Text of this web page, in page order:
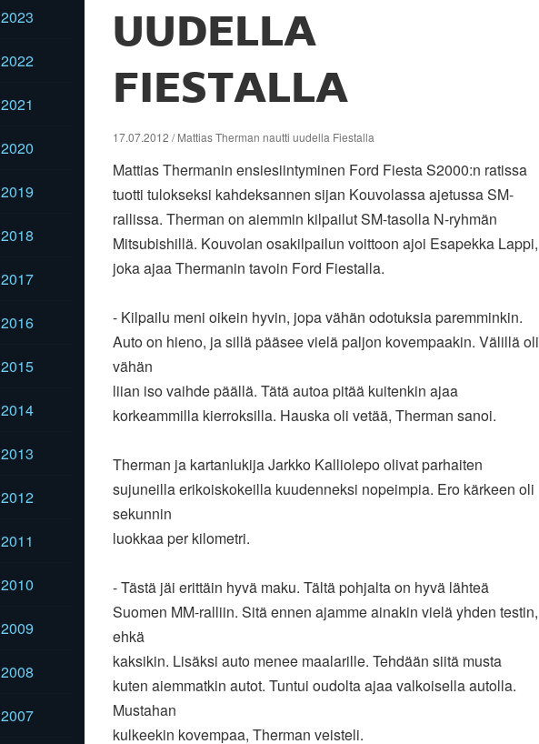
2023
2022
2021
2020
2019
2018
2017
2016
2015
2014
2013
2012
2011
2010
2009
2008
2007
UUDELLA
FIESTALLA
17.07.2012 / Mattias Therman nautti uudella Fiestalla
Mattias Thermanin ensiesiintyminen Ford Fiesta S2000:n ratissa
tuotti tulokseksi kahdeksannen sijan Kouvolassa ajetussa SM-
rallissa. Therman on aiemmin kilpailut SM-tasolla N-ryhmän
Mitsubishillä. Kouvolan osakilpailun voittoon ajoi Esapekka Lappi,
joka ajaa Thermanin tavoin Ford Fiestalla.
- Kilpailu meni oikein hyvin, jopa vähän odotuksia paremminkin.
Auto on hieno, ja sillä pääsee vielä paljon kovempaakin. Välillä oli
vähän
liian iso vaihde päällä. Tätä autoa pitää kuitenkin ajaa
korkeammilla kierroksilla. Hauska oli vetää, Therman sanoi.
Therman ja kartanlukija Jarkko Kalliolepo olivat parhaiten
sujuneilla erikoiskokeilla kuudenneksi nopeimpia. Ero kärkeen oli
sekunnin
luokkaa per kilometri.
- Tästä jäi erittäin hyvä maku. Tältä pohjalta on hyvä lähteä
Suomen MM-ralliin. Sitä ennen ajamme ainakin vielä yhden testin,
ehkä
kaksikin. Lisäksi auto menee maalarille. Tehdään siitä musta
kuten aiemmatkin autot. Tuntui oudolta ajaa valkoisella autolla.
Mustahan
kulkeekin kovempaa, Therman veisteli.